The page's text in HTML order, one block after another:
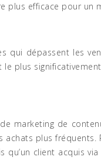
plus efficace pour un
qui dépassent les
plus
marketing de
plus fréquents.
qu’un client acquis